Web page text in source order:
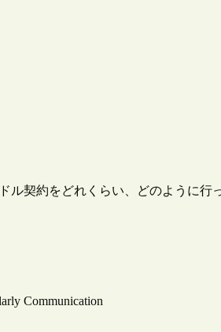
ル契約をどれくらい、どのように行
Communication